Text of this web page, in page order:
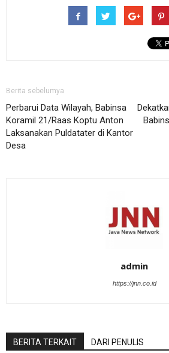
Berita sebelumya
Perbarui Data Wilayah, Babinsa
Koramil 21/Raas Koptu Anton
Laksanakan Puldatater di Kantor
Desa
admin
https://jnn.co.id
BERITA TERKAIT DARI PENULIS